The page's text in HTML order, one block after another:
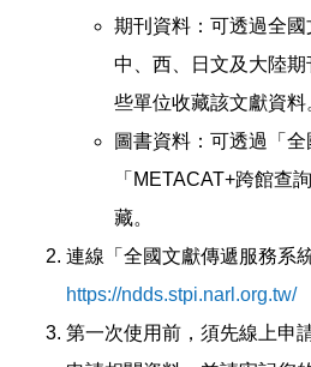
期刊資料：可透過全
中、西、日文及大陸
些單位收藏該文獻資料
圖書資料：可透過「
「METACAT+跨館查
藏。
連線「全國文獻傳遞服務系統
https://ndds.stpi.narl.org.tw/
第一次使用前，須先線上申